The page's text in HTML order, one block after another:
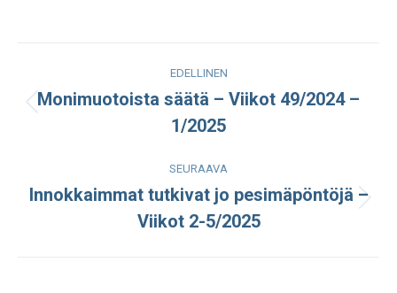
navigation
EDELLINEN
julkaisu:
Monimuotoista säätä – Viikot 49/2024 –
1/2025
SEURAAVA
Seuraava
julkaisu:
Innokkaimmat tutkivat jo pesimäpöntöjä –
Viikot 2-5/2025